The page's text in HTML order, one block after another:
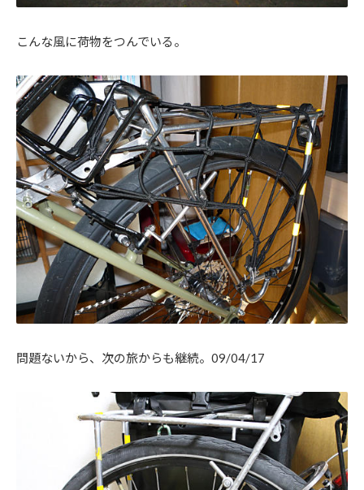
こんな風に荷物をつんでいる。
問題ないから、次の旅からも継続。09/04/17